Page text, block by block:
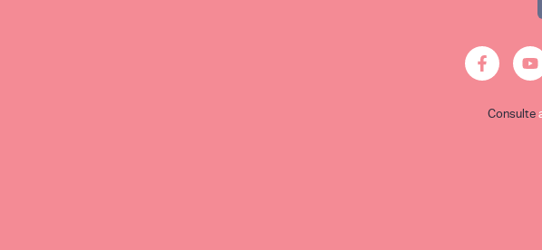
Consulte